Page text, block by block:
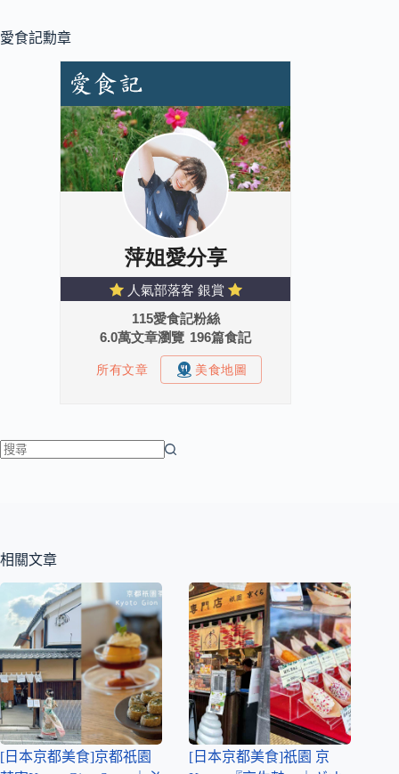
愛食記勳章
相關文章
[日本京都美食]京都祇園
[日本京都美食]祇園 京